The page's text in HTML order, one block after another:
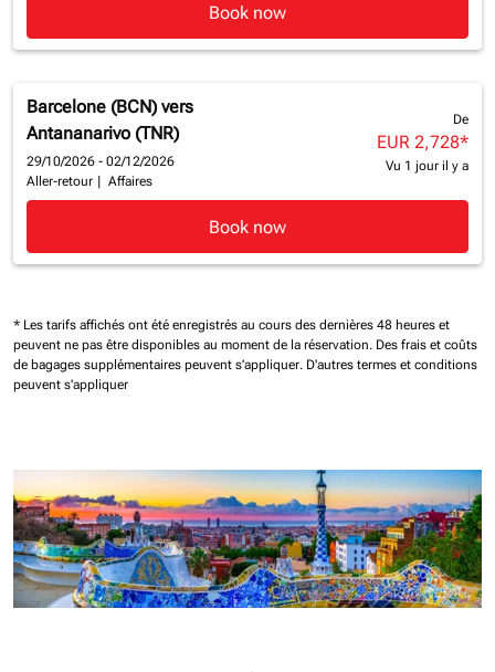
Book now
Barcelone (BCN) vers
Antananarivo (TNR)
29/10/2026 - 02/12/2026
Aller-retour
Affaires
De
EUR 2,728*
Vu 1 jour il y a
Book now
* Les tarifs affichés ont été enregistrés au cours des dernières 48 heures et
peuvent ne pas être disponibles au moment de la réservation. Des frais et coûts
de bagages supplémentaires peuvent s'appliquer. D'autres termes et conditions
peuvent s'appliquer